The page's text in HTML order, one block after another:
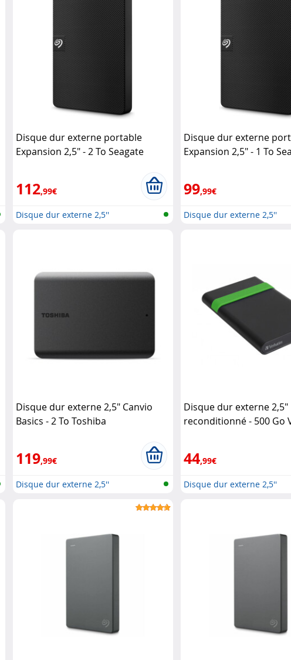
Disque dur externe portable
Expansion 2,5" - 2 To Seagate
112,99€
Disque dur externe 2,5''
Disque dur externe
Expansion 2,5" - 1 To
99,99€
Disque dur externe 2,5''
Disque dur externe 2,5" Canvio
Basics - 2 To Toshiba
119,99€
Disque dur externe 2,5''
Disque dur externe 2,5"
reconditionné - 500 Go
44,99€
Disque dur externe 2,5''